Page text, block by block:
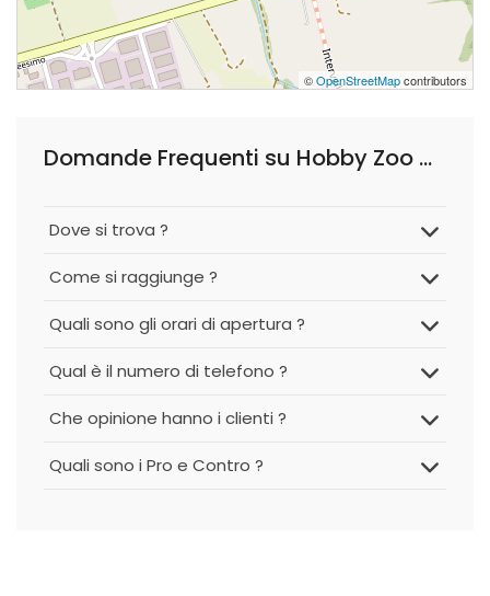
©OpenStreetMapcontributors
Domande Frequenti su Hobby Zoo di Clementini Silvana & C. S.n.c.
Dove si trova ?
Come si raggiunge ?
Quali sono gli orari di apertura ?
Qual è il numero di telefono ?
Che opinione hanno i clienti ?
Quali sono i Pro e Contro ?